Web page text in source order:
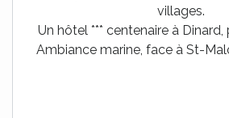
villages.
Un hôtel *** centenaire à
Ambiance marine, face à St-